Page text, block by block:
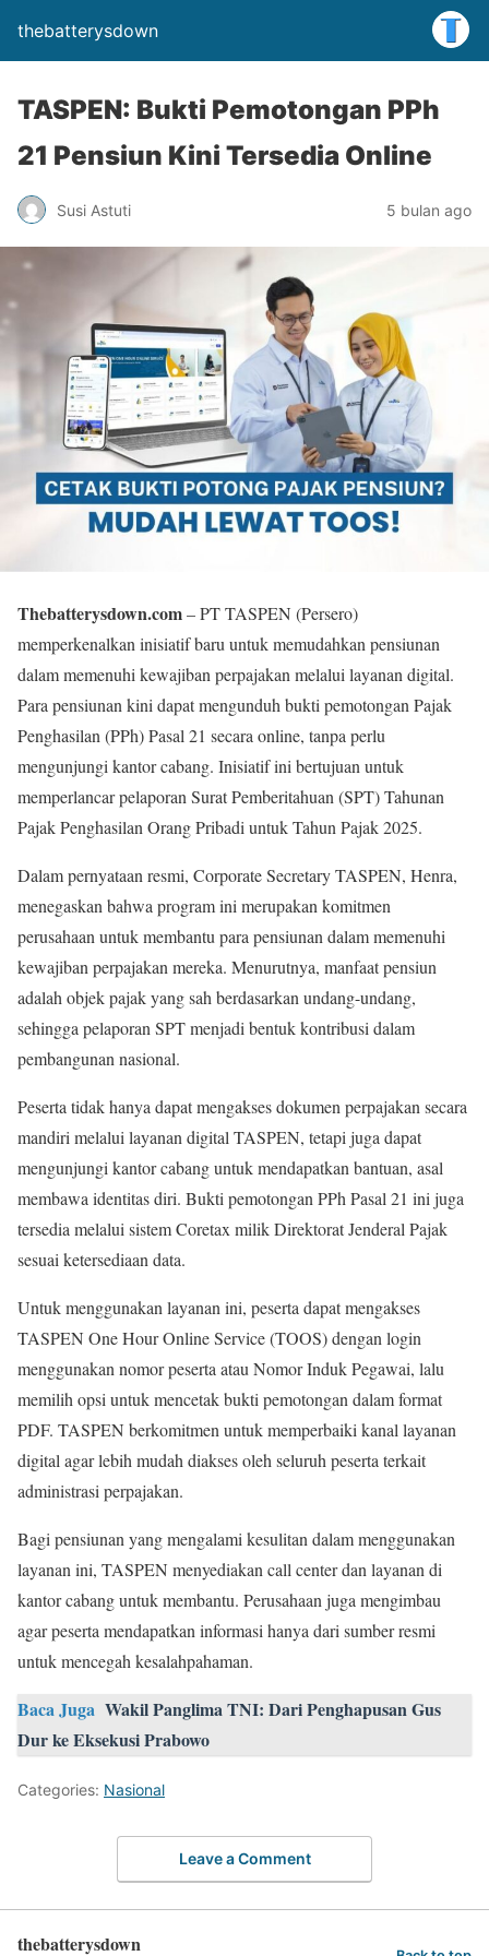
thebatterysdown
TASPEN: Bukti Pemotongan PPh
21 Pensiun Kini Tersedia Online
Susi Astuti 5 bulan ago
Thebatterysdown.com– PT TASPEN (Persero)
memperkenalkan inisiatif baru untuk memudahkan pensiunan
dalam memenuhi kewajiban perpajakan melalui layanan digital.
Para pensiunan kini dapat mengunduh bukti pemotongan Pajak
Penghasilan (PPh) Pasal 21 secara online, tanpa perlu
mengunjungi kantor cabang. Inisiatif ini bertujuan untuk
memperlancar pelaporan Surat Pemberitahuan (SPT) Tahunan
Pajak Penghasilan Orang Pribadi untuk Tahun Pajak 2025.
Dalam pernyataan resmi, Corporate Secretary TASPEN, Henra,
menegaskan bahwa program ini merupakan komitmen
perusahaan untuk membantu para pensiunan dalam memenuhi
kewajiban perpajakan mereka. Menurutnya, manfaat pensiun
adalah objek pajak yang sah berdasarkan undang-undang,
sehingga pelaporan SPT menjadi bentuk kontribusi dalam
pembangunan nasional.
Peserta tidak hanya dapat mengakses dokumen perpajakan secara
mandiri melalui layanan digital TASPEN, tetapi juga dapat
mengunjungi kantor cabang untuk mendapatkan bantuan, asal
membawa identitas diri. Bukti pemotongan PPh Pasal 21 ini juga
tersedia melalui sistem Coretax milik Direktorat Jenderal Pajak
sesuai ketersediaan data.
Untuk menggunakan layanan ini, peserta dapat mengakses
TASPEN One Hour Online Service (TOOS) dengan login
menggunakan nomor peserta atau Nomor Induk Pegawai, lalu
memilih opsi untuk mencetak bukti pemotongan dalam format
PDF. TASPEN berkomitmen untuk memperbaiki kanal layanan
digital agar lebih mudah diakses oleh seluruh peserta terkait
administrasi perpajakan.
Bagi pensiunan yang mengalami kesulitan dalam menggunakan
layanan ini, TASPEN menyediakan call center dan layanan di
kantor cabang untuk membantu. Perusahaan juga mengimbau
agar peserta mendapatkan informasi hanya dari sumber resmi
untuk mencegah kesalahpahaman.
Baca Juga Wakil Panglima TNI: Dari Penghapusan Gus
Dur ke Eksekusi Prabowo
Categories: Nasional
Leave a Comment
thebatterysdown